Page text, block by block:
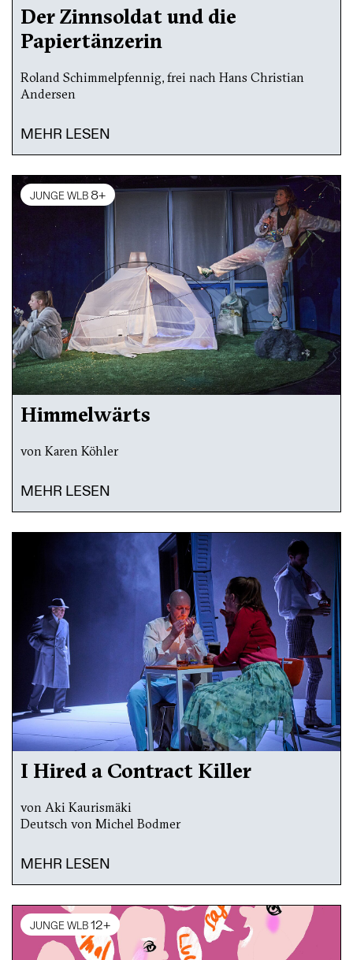
Der Zinnsoldat und die
Papiertänzerin
Roland Schimmelpfennig, frei nach Hans Christian
Andersen
MEHR LESEN
JUNGE WLB 8+
Himmelwärts
von Karen Köhler
MEHR LESEN
I Hired a Contract Killer
von Aki Kaurismäki
Deutsch von Michel Bodmer
MEHR LESEN
JUNGE WLB12+